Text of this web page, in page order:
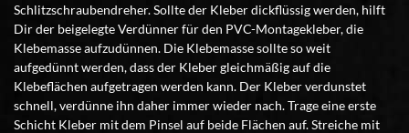
Schlitzschraubendreher. Sollte der Kleber dickflüssig werden, hilft
Dir der beigelegte Verdünner für den PVC-Montagekleber, die
Klebemasse aufzudünnen. Die Klebemasse sollte so weit
aufgedünnt werden, dass der Kleber gleichmäßig auf die
Klebeflächen aufgetragen werden kann. Der Kleber verdunstet
schnell, verdünne ihn daher immer wieder nach. Trage eine erste
Schicht Kleber mit dem Pinsel auf beide Flächen auf. Streiche mit